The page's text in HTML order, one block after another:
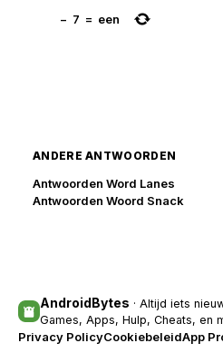
− 7 = een
ANDERE ANTWOORDEN
Antwoorden Word Lanes
Antwoorden Woord Snack
AndroidBytes · Altijd iets
Games, Apps, Hulp, Cheats, en
Privacy PolicyCookiebeleidApp